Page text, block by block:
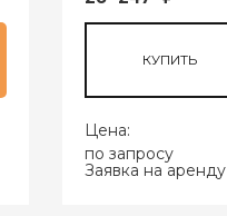
КУПИТЬ
Цена:
по запросу
Заявка на аренду